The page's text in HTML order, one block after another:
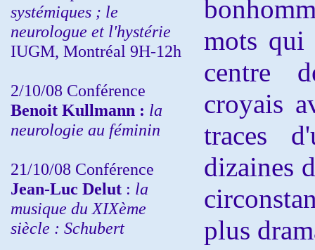
systémiques ; le
neurologue et l'hystérie
IUGM, Montréal 9H-12h
2/10/08 Conférence
Benoit Kullmann : la
neurologie au féminin
21/10/08 Conférence
Jean-Luc Delut : la
musique du XIXème
siècle : Schubert
mots qui
centre
croyais
traces
dizaines
plus